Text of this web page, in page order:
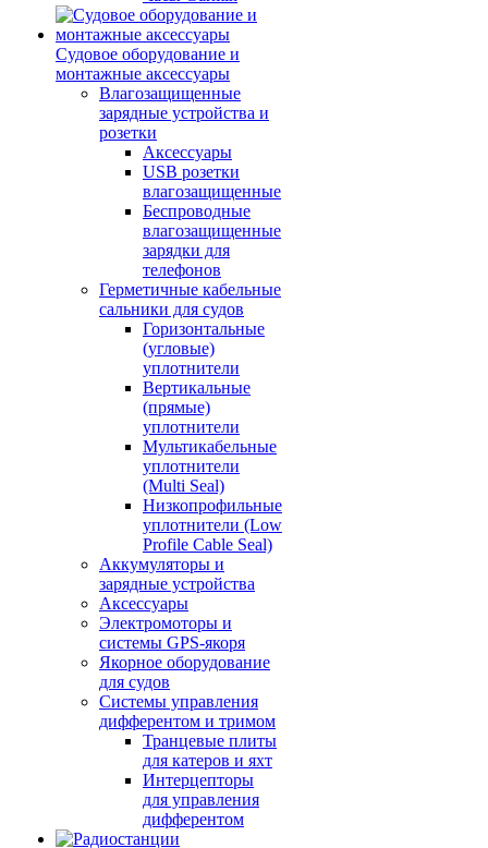
Судовое оборудование и
монтажные аксессуары
Влагозащищенные
зарядные устройства и
розетки
Аксессуары
USB розетки
влагозащищенные
Беспроводные
влагозащищенные
зарядки для
телефонов
Герметичные кабельные
сальники для судов
Горизонтальные
(угловые)
уплотнители
Вертикальные
(прямые)
уплотнители
Мультикабельные
уплотнители
(Multi Seal)
Низкопрофильные
уплотнители (Low
Profile Cable Seal)
Аккумуляторы и
зарядные устройства
Аксессуары
Электромоторы и
системы GPS-якоря
Якорное оборудование
для судов
Системы управления
дифферентом и тримом
Транцевые плиты
для катеров и яхт
Интерцепторы
для управления
дифферентом